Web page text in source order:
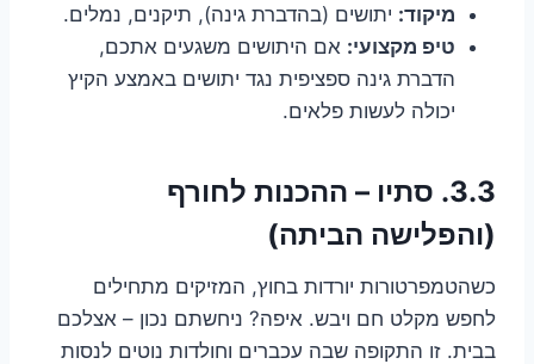
מיקוד: יתושים (בהדברת גינה), תיקנים, נמלים.
טיפ מקצועי: אם היתושים משגעים אתכם,
הדברת גינה ספציפית נגד יתושים באמצע הקיץ
יכולה לעשות פלאים.
3.3. סתיו – ההכנות לחורף
(והפלישה הביתה)
כשהטמפרטורות יורדות בחוץ, המזיקים מתחילים
לחפש מקלט חם ויבש. איפה? ניחשתם נכון – אצלכם
בבית. זו התקופה שבה עכברים וחולדות נוטים לנסות